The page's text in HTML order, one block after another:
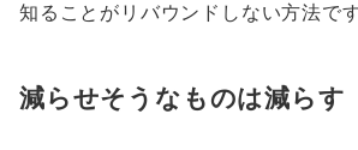
知ることがリバウンドしない方法です
減らせそうなものは減らす